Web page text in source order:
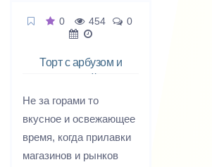
0 454 0
Торт с арбузом и
Не за горами то
вкусное и освежающее
время, когда прилавки
магазинов и рынков